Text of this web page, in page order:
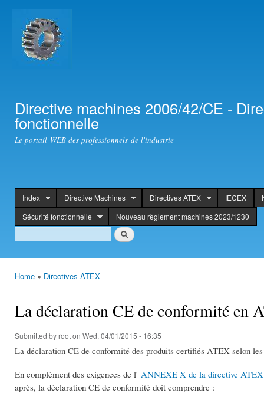
Directive machines 2006/42/CE -
fonctionnelle
Le portail WEB des professionnels de l'industrie
header
Index Directive Machines Directives ATEX IECEX
Sécurité fonctionnelle
Nouveau règlement machines 2023/1230
Search
Search
Home » Directives ATEX
La déclaration CE de conformité en
Submitted byrooton Wed, 04/01/2015 - 16:35
La déclaration CE de conformité des produits certifiés ATEX selon
En complément des exigences de l' ANNEXE X de la directive ATEX
après, la déclaration CE de conformité doit comprendre :